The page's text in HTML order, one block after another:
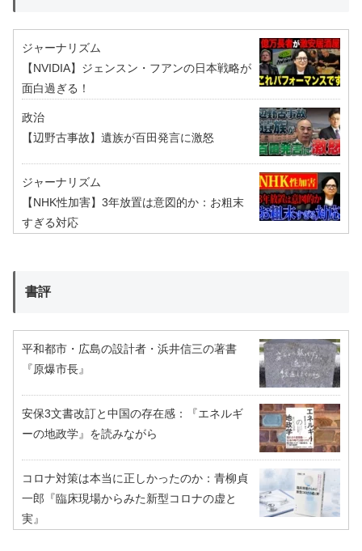
ジャーナリズム
【NVIDIA】ジェンスン・フアンの日本戦略が
面白過ぎる！
政治
【辺野古事故】遺族が百田発言に激怒
ジャーナリズム
【NHK性加害】3年放置は意図的か：お粗末
すぎる対応
書評
平和都市・広島の設計者・浜井信三の著書
『原爆市長』
安保3文書改訂と中国の存在感：『エネルギ
ーの地政学』を読みながら
コロナ対策は本当に正しかったのか：青柳貞
一郎『臨床現場からみた新型コロナの虚と
実』